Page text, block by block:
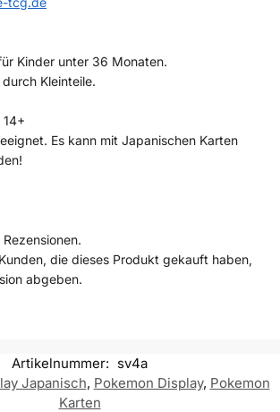
Kinder unter 36 Monaten.
Kleinteile.
Es kann mit Japanischen Karten
die dieses Produkt gekauft haben,
abgeben.
Artikelnummer: sv4a
Japanisch, Pokemon Display, Pokemon
Karten